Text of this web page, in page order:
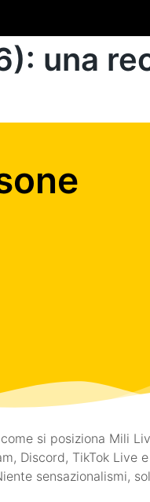
una
si posiziona Mili
Discord, TikTok Live
sensazionalismi,